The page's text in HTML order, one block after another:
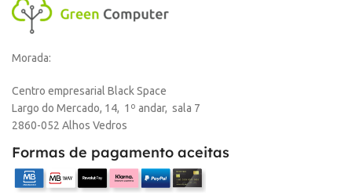
Morada:
Centro empresarial Black Space
Largo do Mercado, 14, 1º andar, sala 7
2860-052 Alhos Vedros
Formas de pagamento aceitas